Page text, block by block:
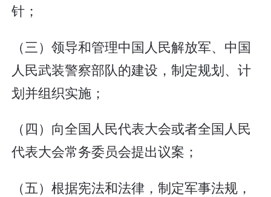
针；
（三）领导和管理中国人民解放军、中国
人民武装警察部队的建设，制定规划、计
划并组织实施；
（四）向全国人民代表大会或者全国人民
代表大会常务委员会提出议案；
（五）根据宪法和法律，制定军事法规，